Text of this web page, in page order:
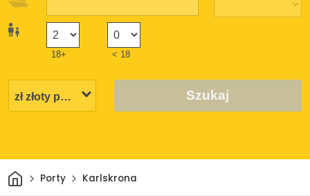
18+ < 18
Szukaj
DomPorty Karlskrona